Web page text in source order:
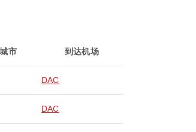
市 到达机场
DAC
DAC